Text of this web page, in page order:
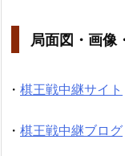
局面図・画像
・ 棋王戦中継サイト
・ 棋王戦中継ブログ